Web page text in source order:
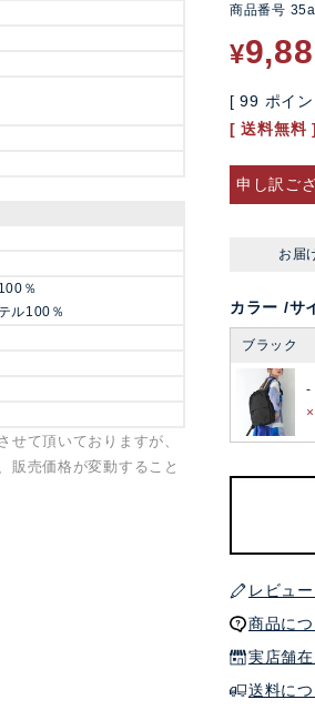
商品番号
¥
[ 99 ポイ
送料無料
申し訳ご
お届
カラー サ
ブラック
-
レビュー
商品に
実店舗
送料に
％
ル100％
て頂いておりますが、
販売価格が変動すること